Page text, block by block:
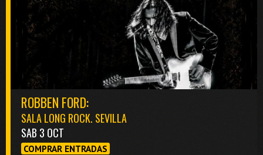
ROBBEN FORD:
SALA LONG ROCK. SEVILLA
SAB 3 OCT
COMPRAR ENTRADAS